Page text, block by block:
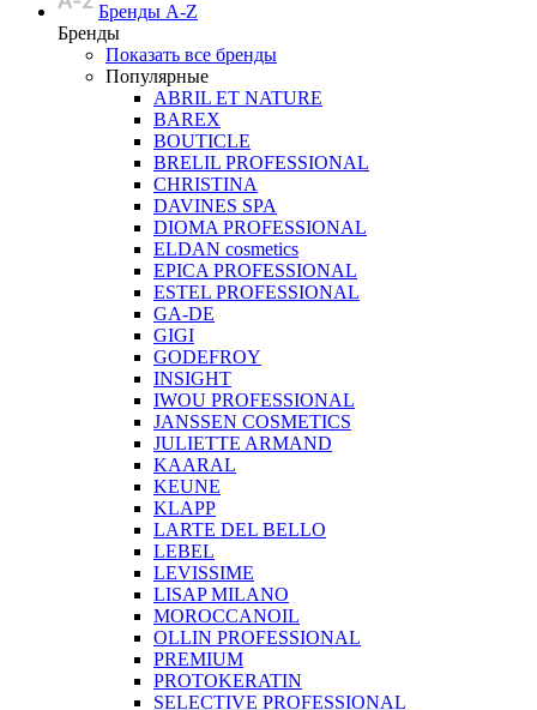
Бренды A-Z
Бренды
Показать все бренды
Популярные
ABRIL ET NATURE
BAREX
BOUTICLE
BRELIL PROFESSIONAL
CHRISTINA
DAVINES SPA
DIOMA PROFESSIONAL
ELDAN cosmetics
EPICA PROFESSIONAL
ESTEL PROFESSIONAL
GA-DE
GIGI
GODEFROY
INSIGHT
IWOU PROFESSIONAL
JANSSEN COSMETICS
JULIETTE ARMAND
KAARAL
KEUNE
KLAPP
LARTE DEL BELLO
LEBEL
LEVISSIME
LISAP MILANO
MOROCCANOIL
OLLIN PROFESSIONAL
PREMIUM
PROTOKERATIN
SELECTIVE PROFESSIONAL